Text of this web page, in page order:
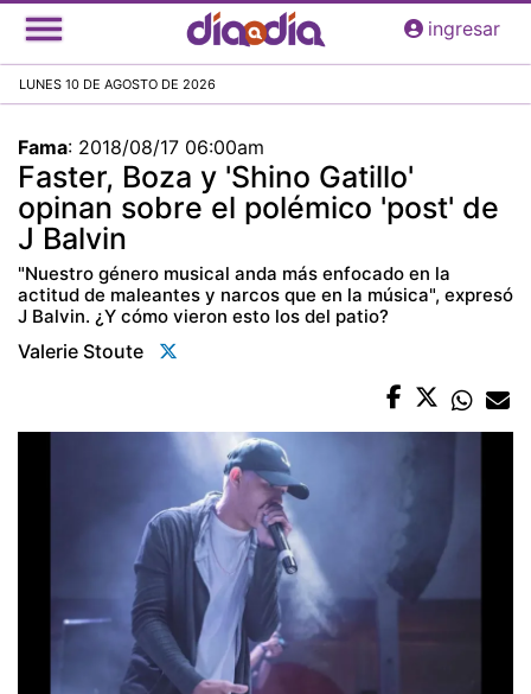
Pasar
al
principal
ingresar
LUNES 10 DE AGOSTO DE 2026
Fama: 2018/08/17 06:00am
Faster, Boza y 'Shino Gatillo'
opinan sobre el polémico 'post' de
J Balvin
"Nuestro género musical anda más enfocado en la
actitud de maleantes y narcos que en la música", expresó
J Balvin. ¿Y cómo vieron esto los del patio?
Valerie Stoute